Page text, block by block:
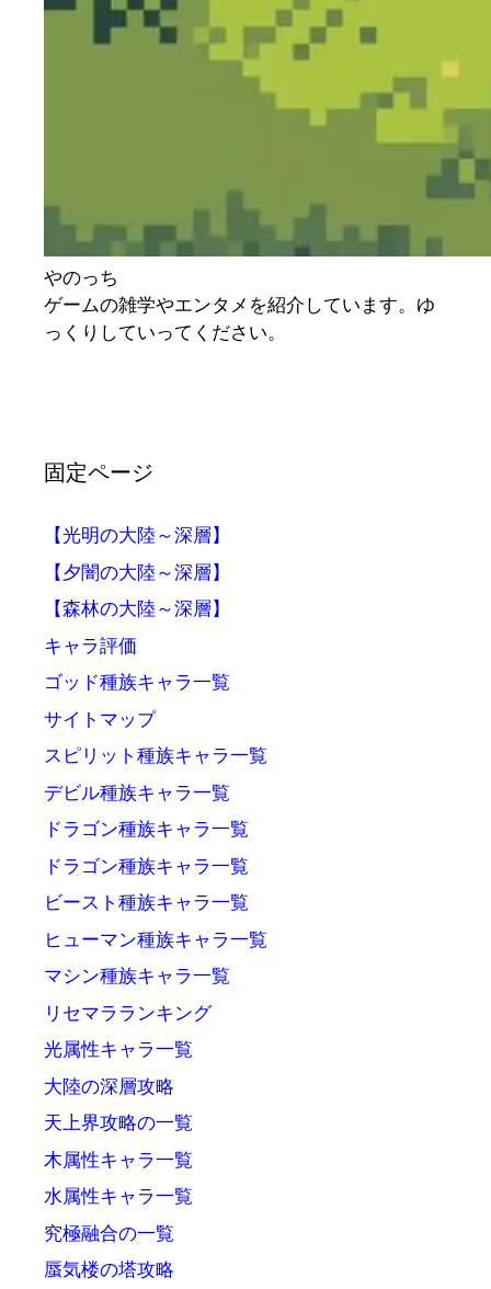
やのっち
ゲームの雑学やエンタメを紹介しています。ゆ
っくりしていってください。
固定ページ
【光明の大陸～深層】
【夕闇の大陸～深層】
【森林の大陸～深層】
キャラ評価
ゴッド種族キャラ一覧
サイトマップ
スピリット種族キャラ一覧
デビル種族キャラ一覧
ドラゴン種族キャラ一覧
ドラゴン種族キャラ一覧
ビースト種族キャラ一覧
ヒューマン種族キャラ一覧
マシン種族キャラ一覧
リセマラランキング
光属性キャラ一覧
大陸の深層攻略
天上界攻略の一覧
木属性キャラ一覧
水属性キャラ一覧
究極融合の一覧
蜃気楼の塔攻略